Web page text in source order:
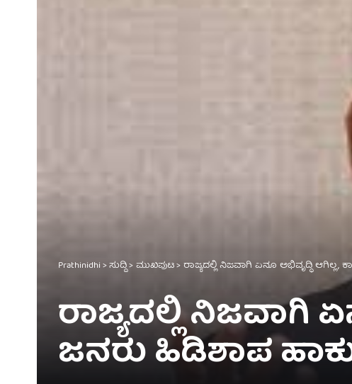
Prathinidhi>ಸುದ್ದಿ>ಮುಖಪುಟ>ರಾಜ್ಯದಲ್ಲಿ ನಿಜವಾಗಿ ಏನೂ ಅಭಿವೃದ್ಧಿ ಆಗಿಲ್ಲ,
ರಾಜ್ಯದಲ್ಲಿ ನಿಜವಾಗಿ
ಜನರು ಹಿಡಿಶಾಪ